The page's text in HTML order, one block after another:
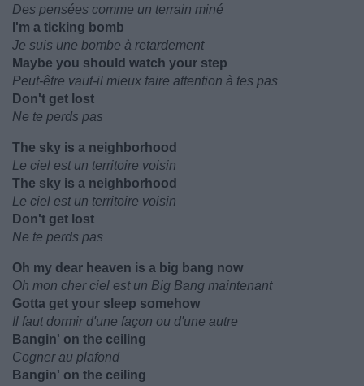
Des pensées comme un terrain miné
I'm a ticking bomb
Je suis une bombe à retardement
Maybe you should watch your step
Peut-être vaut-il mieux faire attention à tes pas
Don't get lost
Ne te perds pas
The sky is a neighborhood
Le ciel est un territoire voisin
The sky is a neighborhood
Le ciel est un territoire voisin
Don't get lost
Ne te perds pas
Oh my dear heaven is a big bang now
Oh mon cher ciel est un Big Bang maintenant
Gotta get your sleep somehow
Il faut dormir d'une façon ou d'une autre
Bangin' on the ceiling
Cogner au plafond
Bangin' on the ceiling